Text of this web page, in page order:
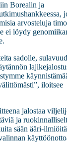
Borealin ja
arvosteluja
ei löydy
sadolle,
iloitsee
jalostaa
ja
sään ääri-